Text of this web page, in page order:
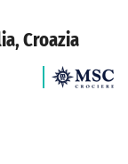
Croazia